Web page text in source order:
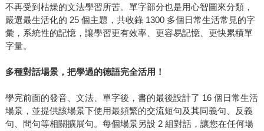
不再受到枯燥的文法學習所苦。單字部分也是用心智圖來分類，
嚴選最生活化的 25 個主題，共收錄 1300 多個日常生活常見的字
彙，系統性的記憶，讓學習更有效率、更容易記憶、更快累積單
字量。
多種對話場景，把學過的德語完全活用！
學完前面的發音、文法、單字後，書的最後設計了 16 個日常生活
場景，並提供該場景下使用最頻繁的交流短句及其同義句、反義
句、問句等相關擴展句。每個場景另設 2 組對話，讓您在任何場